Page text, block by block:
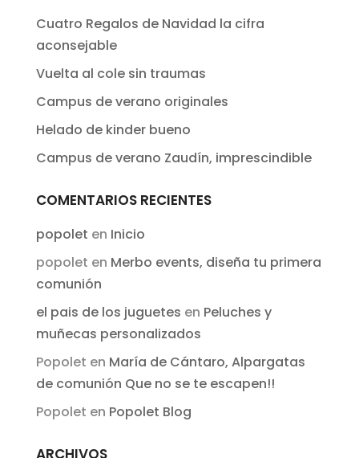
Cuatro Regalos de Navidad la cifra
aconsejable
Vuelta al cole sin traumas
Campus de verano originales
Helado de kinder bueno
Campus de verano Zaudín, imprescindible
COMENTARIOS RECIENTES
popolet en Inicio
popolet en Merbo events, diseña tu primera
comunión
el pais de los juguetes en Peluches y
muñecas personalizados
Popolet en María de Cántaro, Alpargatas
de comunión Que no se te escapen!!
Popolet en Popolet Blog
ARCHIVOS